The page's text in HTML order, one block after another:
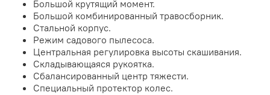
Большой крутящий момент.
Большой комбинированный травосборник.
Стальной корпус.
Режим садового пылесоса.
Центральная регулировка высоты скашивания.
Складывающаяся рукоятка.
Сбалансированный центр тяжести.
Специальный протектор колес.